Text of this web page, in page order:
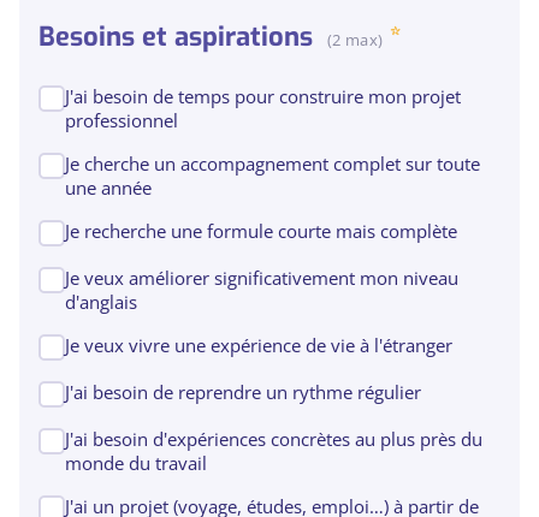
Besoins et aspirations (2 max)
J'ai besoin de temps pour construire mon projet
professionnel
Je cherche un accompagnement complet sur toute
une année
Je recherche une formule courte mais complète
Je veux améliorer significativement mon niveau
d'anglais
Je veux vivre une expérience de vie à l'étranger
J'ai besoin de reprendre un rythme régulier
J'ai besoin d'expériences concrètes au plus près du
monde du travail
J'ai un projet (voyage, études, emploi…) à partir de